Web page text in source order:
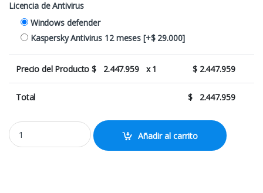
Licencia de Antivirus
Windows defender
Kaspersky Antivirus 12 meses [+$ 29.000]
Precio del Producto $ 2.447.959 x 1 $ 2.447.959
Total $ 2.447.959
Combo Ryzen Gamma + Led 24" 120Hz quantity
Añadir al carrito